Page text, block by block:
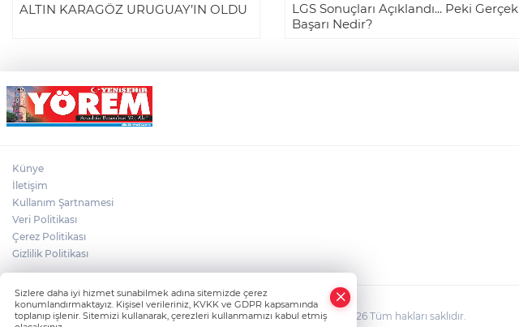
ALTIN KARAGÖZ URUGUAY’IN OLDU
LGS Sonuçları Açıklandı... Peki Gerçek
Başarı Nedir?
Künye
İletişim
Kullanım Şartnamesi
Veri Politikası
Çerez Politikası
Gizlilik Politikası
HABER YAZILIMIve TURKTICARET.NET projesidir Copyright© 2006-2026 Tüm hakları saklıdır.
Sizlere daha iyi hizmet sunabilmek adına sitemizde çerez
konumlandırmaktayız. Kişisel verileriniz, KVKK ve GDPR kapsamında
toplanıp işlenir. Sitemizi kullanarak, çerezleri kullanmamızı kabul etmiş